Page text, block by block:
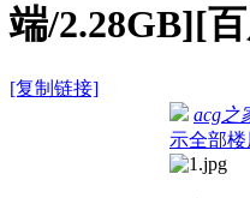
端/2.28GB][
[复制链接]
acg之
示全部楼